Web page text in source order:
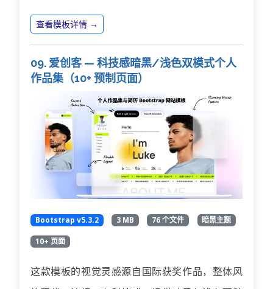
查看模板详情 →
09. 爱创客 — 科技感暗黑/浅色双模式个人
作品集（10+ 预制页面）
Bootstrap v5.3.2 3 MB 76 个文件 暗黑主题
10+ 页面
这款模板的视觉灵感源自国际获奖作品，整体风